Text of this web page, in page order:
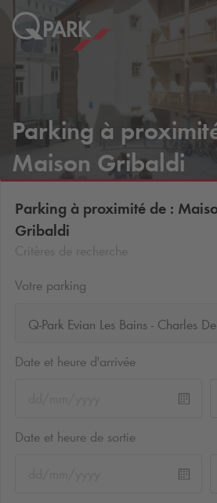
Parking à
Maison Gribaldi
Parking à proximité de :
Gribaldi
Votre parking
Q-Park Evian Les Bains - Charles
Date et heure d'arrivée
Date et heure de sortie